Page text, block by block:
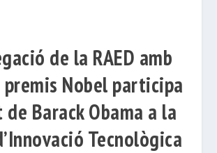
de la RAED amb
Nobel participa
Barack Obama a la
Tecnològica